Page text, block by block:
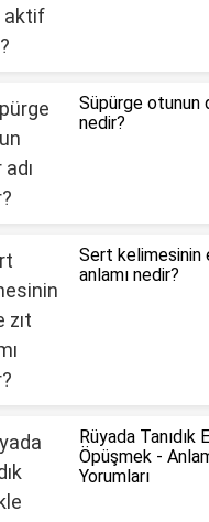
Süpürge otunun
nedir?
Sert kelimesinin
anlamı nedir?
Rüyada Tanıdık
Öpüşmek -
Yorumları